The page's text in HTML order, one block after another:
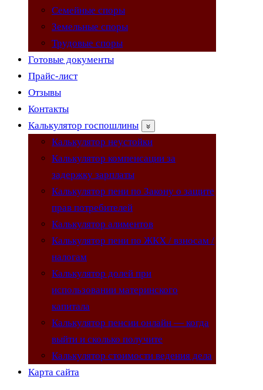
Семейные споры
Земельные споры
Трудовые споры
Готовые документы
Прайс-лист
Отзывы
Контакты
Калькулятор госпошлины
Калькулятор неустойки
Калькулятор компенсации за
задержку зарплаты
Калькулятор пени по Закону о защите
прав потребителей
Калькулятор алиментов
Калькулятор пени по ЖКХ / взносам /
налогам
Калькулятор долей при
использовании материнского
капитала
Калькулятор пенсии онлайн — когда
выйти и сколько получите
Калькулятор стоимости ведения дела
Карта сайта